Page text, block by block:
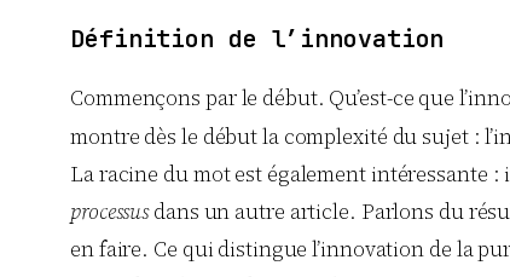
Définition de l’innovation
Commençons par le début. Qu’est-ce que
montre dès le début la complexité du sujet :
La racine du mot est également intéressante
processusdans un autre article. Parlons du
en faire. Ce qui distingue l’innovation de la